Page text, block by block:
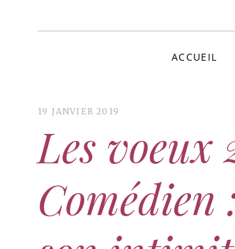
ACCUEIL
19 JANVIER 2019
Les voeux